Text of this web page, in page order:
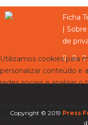
Ficha
|
de
Copyright © 2019 Press
Utilizamos cookies para
personalizar conteúdo e
redes sociais e analisar
seus dados pessoais,